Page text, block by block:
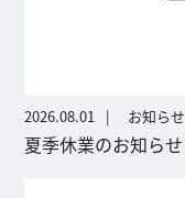
2026.08.01 お知らせ
夏季休業のお知らせ